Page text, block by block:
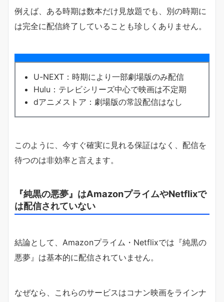
例えば、ある時期は数本だけ見放題でも、別の時期に
は完全に配信終了していることも珍しくありません。
U-NEXT：時期により一部劇場版のみ配信
Hulu：テレビシリーズ中心で映画は不定期
dアニメストア：劇場版の常設配信はなし
このように、今すぐ確実に見れる保証はなく、配信を
待つのは非効率と言えます。
『純黒の悪夢』はAmazonプライムやNetflixで
は配信されていない
結論として、Amazonプライム・Netflixでは『純黒の
悪夢』は基本的に配信されていません。
なぜなら、これらのサービスはコナン映画をラインナ